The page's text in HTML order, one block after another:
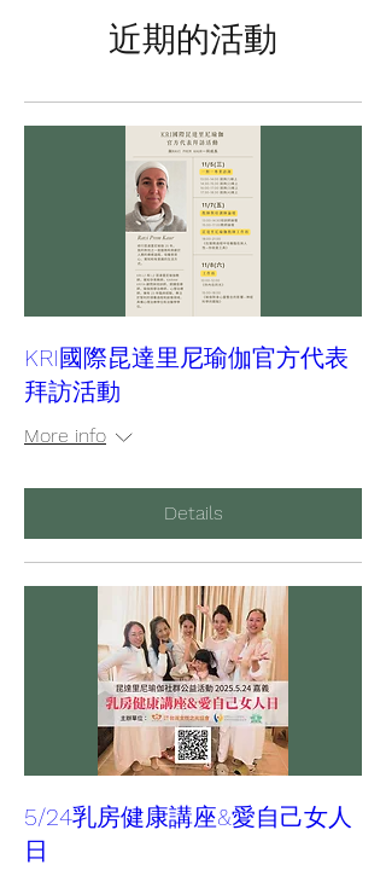
近期的活動
KRI國際昆達里尼瑜伽官方代表
拜訪活動
More info
Details
5/24乳房健康講座&愛自己女人
日